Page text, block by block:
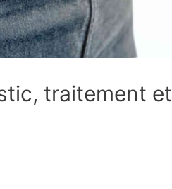
traitement et